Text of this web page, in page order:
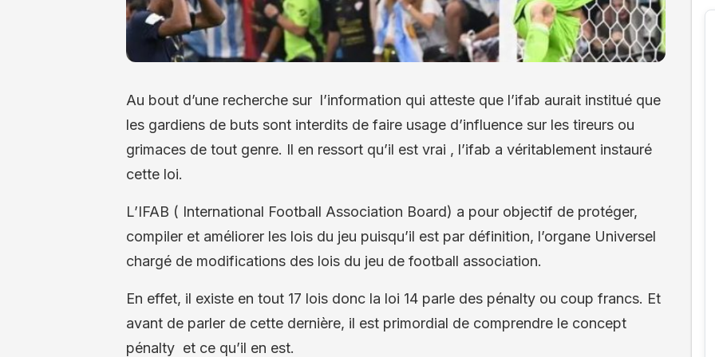
Au bout d’une recherche sur l’information qui atteste que l’ifab aurait institué que
les gardiens de buts sont interdits de faire usage d’influence sur les tireurs ou
grimaces de tout genre. Il en ressort qu’il est vrai , l’ifab a véritablement instauré
cette loi.
L’IFAB ( International Football Association Board) a pour objectif de protéger,
compiler et améliorer les lois du jeu puisqu’il est par définition, l’organe Universel
chargé de modifications des lois du jeu de football association.
En effet, il existe en tout 17 lois donc la loi 14 parle des pénalty ou coup francs. Et
avant de parler de cette dernière, il est primordial de comprendre le concept
pénalty et ce qu’il en est.